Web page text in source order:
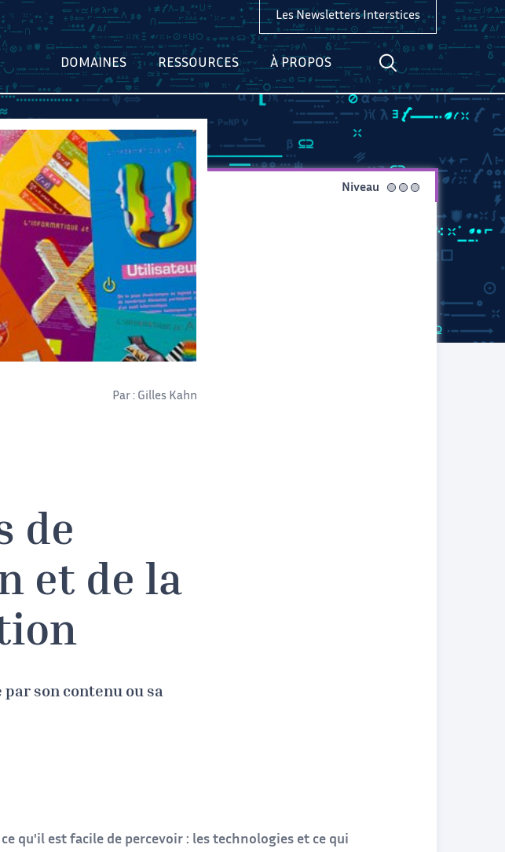
DOMAINES RESSOURCES À PROPOS
Les Newsletters Interstices
Par : Gilles Kahn
Niveau avancé
de
et de la
son contenu ou sa
qu'il est facile de percevoir : les technologies et ce qui